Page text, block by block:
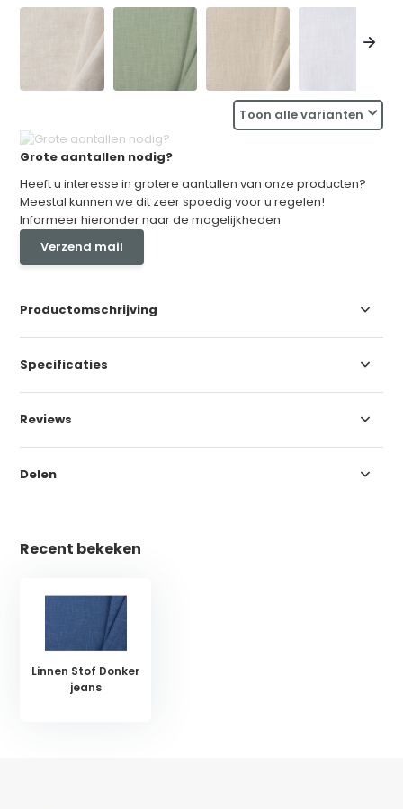
Toon alle varianten
Grote aantallen nodig?
Heeft u interesse in grotere aantallen van onze producten?
Meestal kunnen we dit zeer spoedig voor u regelen!
Informeer hieronder naar de mogelijkheden
Verzend mail
Productomschrijving
Specificaties
Reviews
Delen
Recent bekeken
Linnen Stof Donker
jeans